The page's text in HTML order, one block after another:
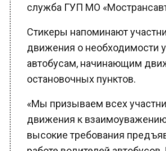
движения о необходимости
автобусам, начинающим
остановочных пунктов.
«Мы призываем всех
движения к
высокие требования
работе водителей
принимаемые на